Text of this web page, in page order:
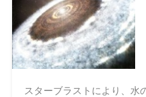
スターブラストにより、水